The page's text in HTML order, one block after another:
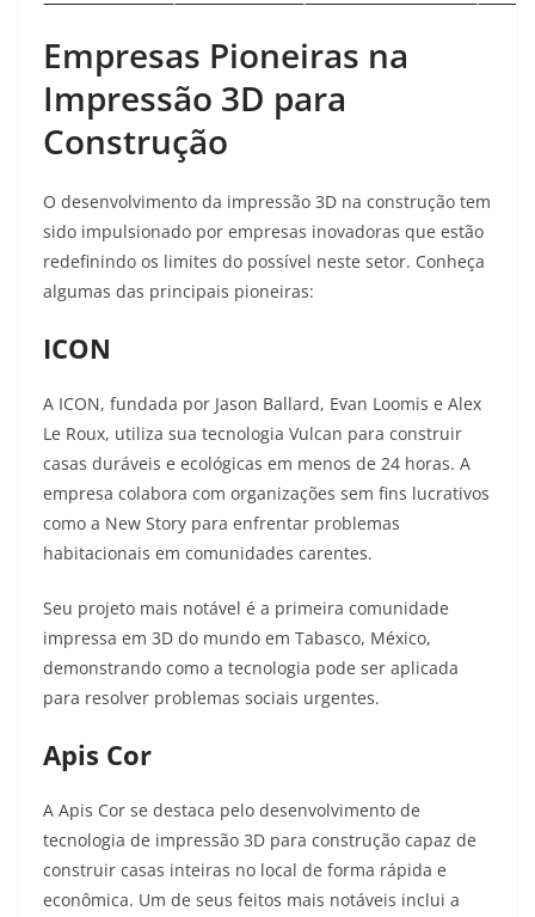
Empresas Pioneiras na
Impressão 3D para
Construção
O desenvolvimento da impressão 3D na construção tem
sido impulsionado por empresas inovadoras que estão
redefinindo os limites do possível neste setor. Conheça
algumas das principais pioneiras:
ICON
A ICON, fundada por Jason Ballard, Evan Loomis e Alex
Le Roux, utiliza sua tecnologia Vulcan para construir
casas duráveis e ecológicas em menos de 24 horas. A
empresa colabora com organizações sem fins lucrativos
como a New Story para enfrentar problemas
habitacionais em comunidades carentes.
Seu projeto mais notável é a primeira comunidade
impressa em 3D do mundo em Tabasco, México,
demonstrando como a tecnologia pode ser aplicada
para resolver problemas sociais urgentes.
Apis Cor
A Apis Cor se destaca pelo desenvolvimento de
tecnologia de impressão 3D para construção capaz de
construir casas inteiras no local de forma rápida e
econômica. Um de seus feitos mais notáveis inclui a